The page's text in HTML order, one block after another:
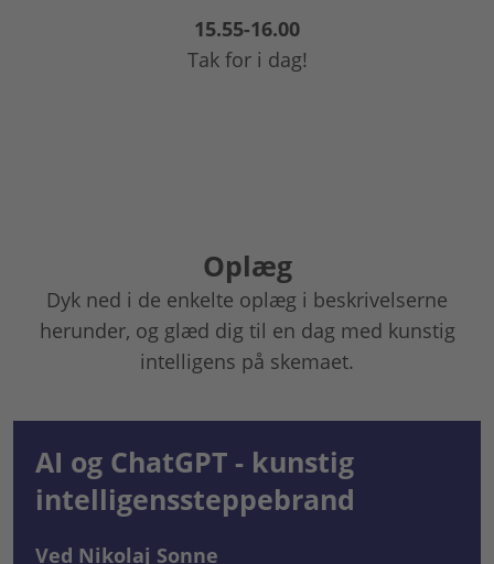
15.55-16.00
Tak for i dag!
Oplæg
Dyk ned i de enkelte oplæg i beskrivelserne
herunder, og glæd dig til en dag med kunstig
intelligens på skemaet.
AI og ChatGPT - kunstig
intelligenssteppebrand
Ved Nikolaj Sonne